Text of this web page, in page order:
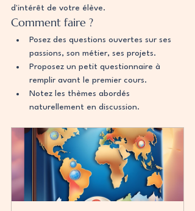
d'intérêt de votre élève.
Comment faire ?
Posez des questions ouvertes sur ses
passions, son métier, ses projets.
Proposez un petit questionnaire à
remplir avant le premier cours.
Notez les thèmes abordés
naturellement en discussion.